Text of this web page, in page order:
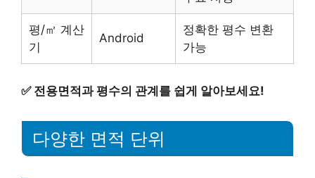
평/㎡ 계산
기
Android
정확한 평수 변환
가능
✅ 전용면적과 평수의 관계를 쉽게 알아보세요!
다양한 면적 단위